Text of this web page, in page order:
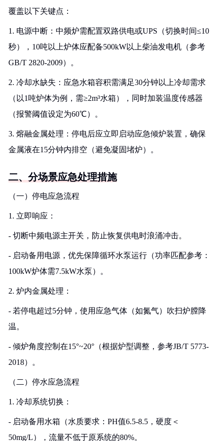
覆盖以下关键点：
1. 电源中断：中频炉需配置双路供电或UPS（切换时间≤10
秒），10吨以上炉体应配备500kW以上柴油发电机（参考
GB/T 2820-2009）。
2. 冷却水缺失：应急水箱容积需满足30分钟以上冷却需求
（以1吨炉体为例，需≥2m³水箱），同时加装温度传感器
（报警阈值设定为60℃）。
3. 熔融金属处理：停电后应立即启动应急倾炉装置，确保
金属液在15分钟内排空（避免凝固堵炉）。
二、分场景应急处理措施
（一）停电应急流程
1. 立即响应：
- 切断中频电源主开关，防止恢复供电时浪涌冲击。
- 启动备用电源，优先保障循环水泵运行（功率匹配参考：
100kW炉体需7.5kW水泵）。
2. 炉内金属处理：
- 若停电超过5分钟，使用应急气体（如氮气）吹扫炉膛降
温。
- 倾炉角度控制在15°~20°（根据炉型调整，参考JB/T 5773-
2018）。
（二）停水应急流程
1. 冷却系统切换：
- 启动备用水箱（水质要求：PH值6.5-8.5，硬度＜
50mg/L），流量不低于原系统的80%。